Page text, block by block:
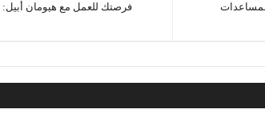
فرصتك للعمل مع هيومان أبيل: